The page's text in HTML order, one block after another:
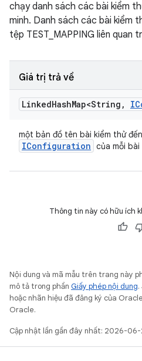
chạy danh sách các bài kiểm
minh. Danh sách các bài kiểm
tệp TEST_MAPPING liên quan
Giá trị trả về
LinkedHashMap<String ,
một bản đồ tên bài kiểm thử
IConfiguration của mỗi bài
Thông tin này có hữu ích
Nội dung và mã mẫu trên trang này
mô tả trong phần Giấy phép nội dung
hoặc nhãn hiệu đã đăng ký của
Oracle.
Cập nhật lần gần đây nhất: 2026-06-